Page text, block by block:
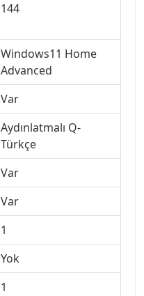
144
Windows11 Home
Advanced
Var
Aydınlatmalı Q-
Türkçe
Var
Var
1
Yok
1